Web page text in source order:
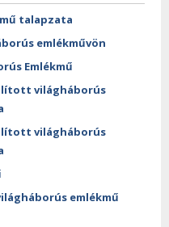
talapzata
emlékművön
Emlékmű
világháborús
világháborús
emlékmű